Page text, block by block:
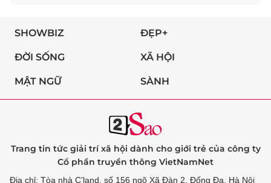
SHOWBIZ ĐẸP+
ĐỜI SỐNG XÃ HỘI
MẬT NGỮ SÀNH
Trang tin tức giải trí xã hội dành cho giới trẻ của công ty
Cổ phần truyền thông VietNamNet
Địa chỉ: Tòa nhà C’land, số 156 ngõ Xã Đàn 2, Đống Đa, Hà Nội